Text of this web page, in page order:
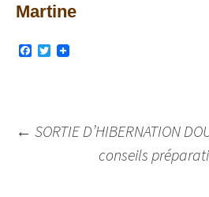
Martine
o
k
T
r
Navigation
← SORTIE D’HIBERNATION
conseils